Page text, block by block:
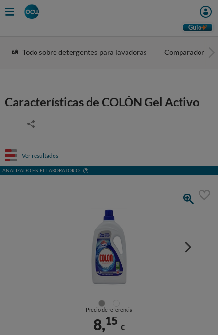
Guio
Todo sobre detergentes para lavadoras Comparador
Características de COLÓN Gel Activo
Ver resultados
ANALIZADO EN EL LABORATORIO
Precio de referencia
8,15
€